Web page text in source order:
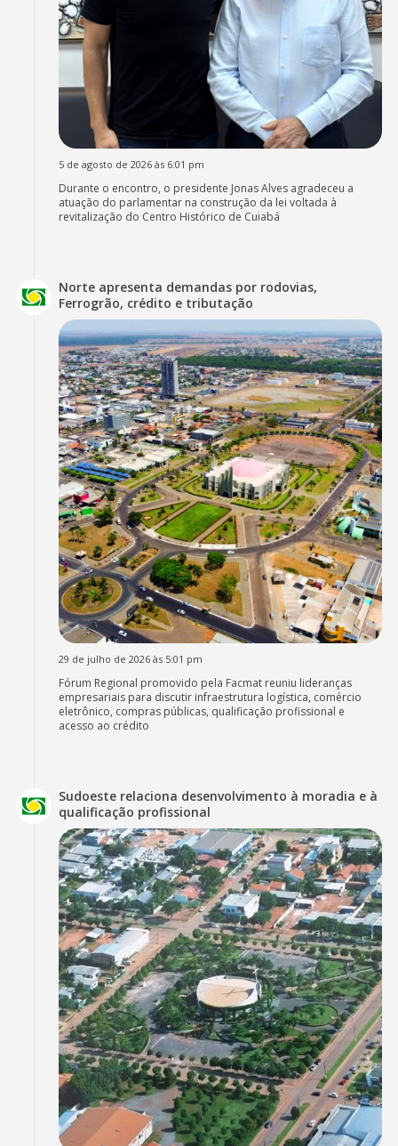
5 de agosto de 2026 às 6:01 pm
Durante o encontro, o presidente Jonas Alves agradeceu a
atuação do parlamentar na construção da lei voltada à
revitalização do Centro Histórico de Cuiabá
Norte apresenta demandas por rodovias,
Ferrogrão, crédito e tributação
29 de julho de 2026 às 5:01 pm
Fórum Regional promovido pela Facmat reuniu lideranças
empresariais para discutir infraestrutura logística, comércio
eletrônico, compras públicas, qualificação profissional e
acesso ao crédito
Sudoeste relaciona desenvolvimento à moradia e à
qualificação profissional